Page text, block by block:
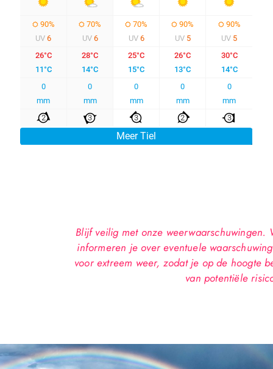
Blijf veilig met onze weerwaarschuwingen.
informeren je over eventuele
voor extreem weer, zodat je op de hoogte
van potentiële